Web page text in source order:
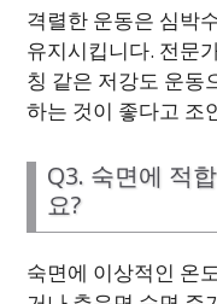
격렬한 운동은 심박
유지시킵니다. 전문
칭 같은 저강도 운동
하는 것이 좋다고 조
Q3. 숙면에 적
요?
숙면에 이상적인 온